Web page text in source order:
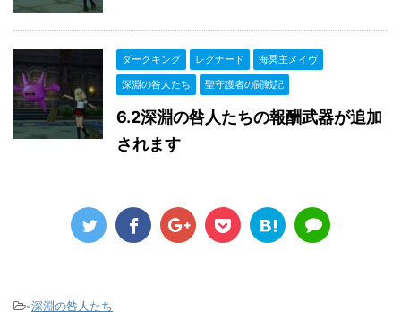
ダークキング レグナード
海冥主メイヴ
深淵の咎人たち
聖守護者の闘戦記
6.2深淵の咎人たちの報酬武器が追加
されます
-深淵の咎人たち